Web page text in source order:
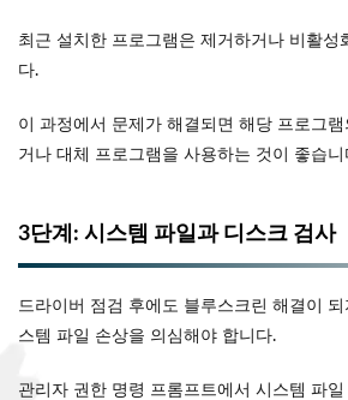
최근 설치한 프로그램은 제거하거나 비활성
다.
이 과정에서 문제가 해결되면 해당 프로그
거나 대체 프로그램을 사용하는 것이 좋습니
3단계: 시스템 파일과 디스크 검사
드라이버 점검 후에도 블루스크린 해결이 되
스템 파일 손상을 의심해야 합니다.
관리자 권한 명령 프롬프트에서 시스템 파